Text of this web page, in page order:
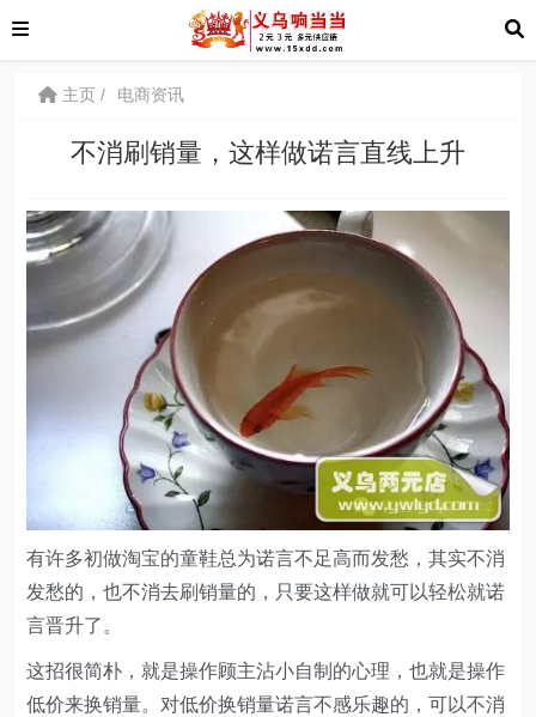
主页 电商资讯
不消刷销量，这样做诺言直线上升
有许多初做淘宝的童鞋总为诺言不足高而发愁，其实不消
发愁的，也不消去刷销量的，只要这样做就可以轻松就诺
言晋升了。
这招很简朴，就是操作顾主沾小自制的心理，也就是操作
低价来换销量。对低价换销量诺言不感乐趣的，可以不消